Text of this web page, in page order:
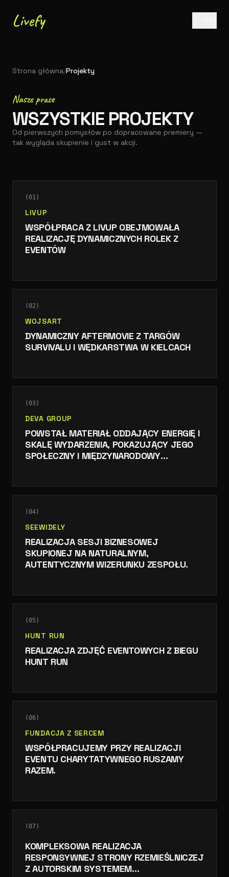
Livefy
Strona główna/Projekty
Nasze prace
WSZYSTKIE PROJEKTY
Od pierwszych pomysłów po dopracowane premiery —
tak wygląda skupienie i gust w akcji.
(01)
LIVUP
WSPÓŁPRACA Z LIVUP OBEJMOWAŁA
REALIZACJĘ DYNAMICZNYCH ROLEK Z
EVENTÓW
(02 )
WOJSART
DYNAMICZNY AFTERMOVIE Z TARGÓW
SURVIVALU I WĘDKARSTWA W KIELCACH
(03)
DEVA GROUP
POWSTAŁ MATERIAŁ ODDAJĄCY ENERGIĘ I
SKALĘ WYDARZENIA, POKAZUJĄCY JEGO
SPOŁECZNY I MIĘDZYNARODOWY
ORGANIZACJI ORAZ KOLEJNYCH EDYCJI
AGORA JAKO PRZESTRZENI REALNEJ
WSPÓŁPRACY I ROZWOJU.
(04)
SEEWIDELY
REALIZACJA SESJI BIZNESOWEJ
SKUPIONEJ NA NATURALNYM,
AUTENTYCZNYM WIZERUNKU ZESPOŁU.
(05 )
HUNT RUN
REALIZACJA ZDJĘĆ EVENTOWYCH Z BIEGU
HUNT RUN
(06)
FUNDACJA Z SERCEM
WSPÓŁPRACUJEMY PRZY REALIZACJI
EVENTU CHARYTATYWNEGO RUSZAMY
RAZEM.
(07)
KOMPLEKSOWA REALIZACJA
RESPONSYWNEJ STRONY RZEMIEŚLNICZEJ
Z AUTORSKIM SYSTEMEM